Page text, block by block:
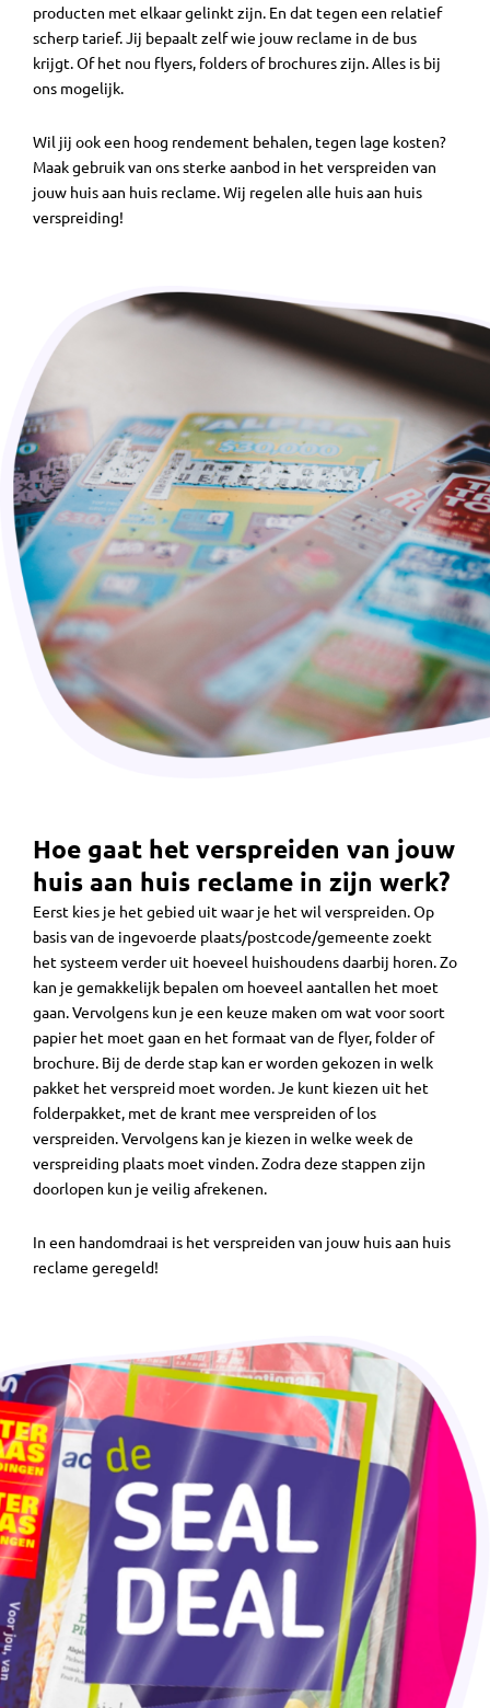
producten met elkaar gelinkt zijn. En dat tegen een relatief
scherp tarief. Jij bepaalt zelf wie jouw reclame in de bus
krijgt. Of het nou flyers, folders of brochures zijn. Alles is bij
ons mogelijk.
Wil jij ook een hoog rendement behalen, tegen lage kosten?
Maak gebruik van ons sterke aanbod in het verspreiden van
jouw huis aan huis reclame. Wij regelen alle huis aan huis
verspreiding!
Hoe gaat het verspreiden van jouw
huis aan huis reclame in zijn werk?
Eerst kies je het gebied uit waar je het wil verspreiden. Op
basis van de ingevoerde plaats/postcode/gemeente zoekt
het systeem verder uit hoeveel huishoudens daarbij horen. Zo
kan je gemakkelijk bepalen om hoeveel aantallen het moet
gaan. Vervolgens kun je een keuze maken om wat voor soort
papier het moet gaan en het formaat van de flyer, folder of
brochure. Bij de derde stap kan er worden gekozen in welk
pakket het verspreid moet worden. Je kunt kiezen uit het
folderpakket, met de krant mee verspreiden of los
verspreiden. Vervolgens kan je kiezen in welke week de
verspreiding plaats moet vinden. Zodra deze stappen zijn
doorlopen kun je veilig afrekenen.
In een handomdraai is het verspreiden van jouw huis aan huis
reclame geregeld!